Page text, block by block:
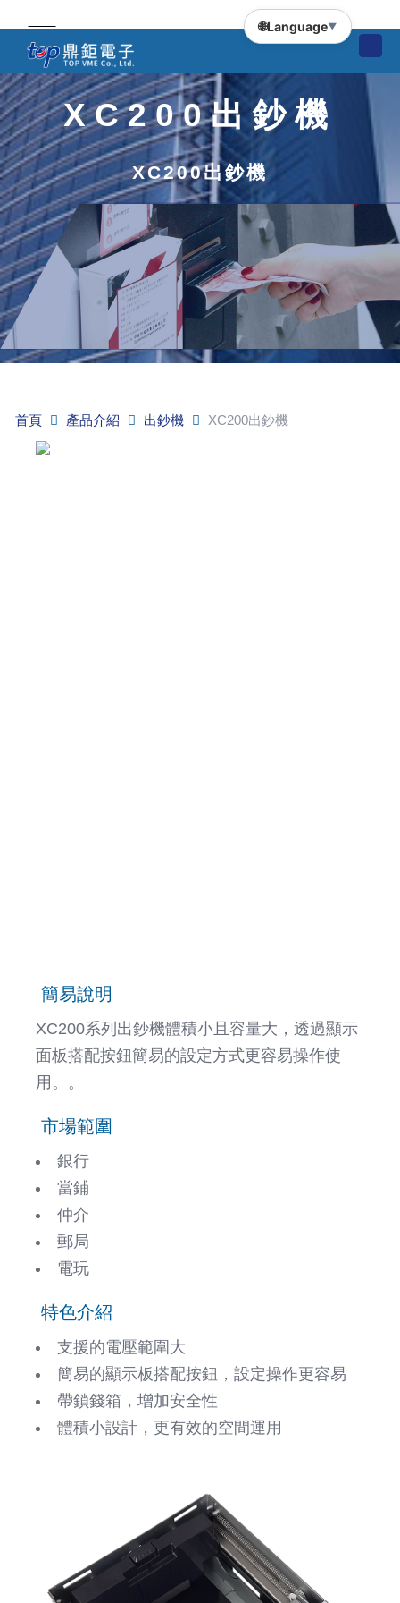
🌐Language▼
XC200出鈔機
XC200出鈔機
首頁 產品介紹 出鈔機 XC200出鈔機
簡易說明
XC200系列出鈔機體積小且容量大，透過顯示
面板搭配按鈕簡易的設定方式更容易操作使
用。。
市場範圍
銀行
當鋪
仲介
郵局
電玩
特色介紹
支援的電壓範圍大
簡易的顯示板搭配按鈕，設定操作更容易
帶鎖錢箱，增加安全性
體積小設計，更有效的空間運用